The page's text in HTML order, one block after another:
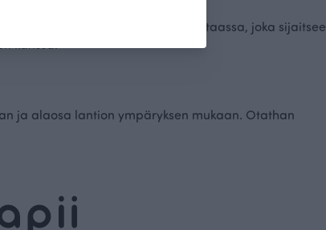
Paapiin omassa vaatetustehtaassa, joka sijaitsee
kanssa.
ja alaosa lantion ympäryksen mukaan. Otathan